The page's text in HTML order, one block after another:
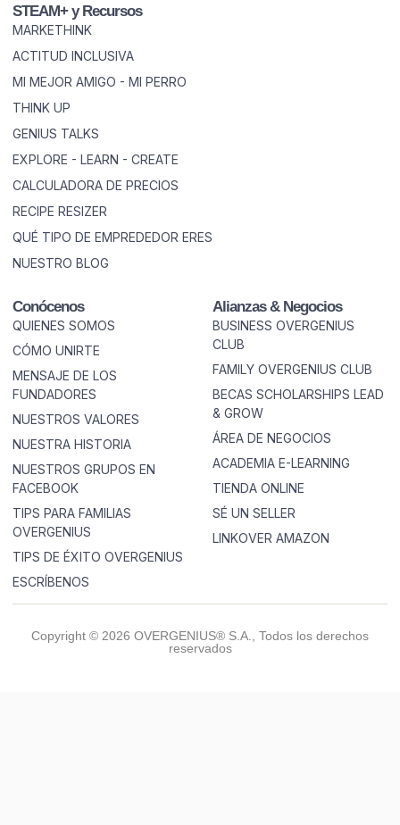
STEAM+ y Recursos
MARKETHINK
ACTITUD INCLUSIVA
MI MEJOR AMIGO - MI PERRO
THINK UP
GENIUS TALKS
EXPLORE - LEARN - CREATE
CALCULADORA DE PRECIOS
RECIPE RESIZER
QUÉ TIPO DE EMPREDEDOR ERES
NUESTRO BLOG
Conócenos
QUIENES SOMOS
CÓMO UNIRTE
MENSAJE DE LOS
FUNDADORES
NUESTROS VALORES
NUESTRA HISTORIA
NUESTROS GRUPOS EN
FACEBOOK
TIPS PARA FAMILIAS
OVERGENIUS
TIPS DE ÉXITO OVERGENIUS
ESCRÍBENOS
Alianzas & Negocios
BUSINESS OVERGENIUS
CLUB
FAMILY OVERGENIUS CLUB
BECAS SCHOLARSHIPS LEAD
& GROW
ÁREA DE NEGOCIOS
ACADEMIA E-LEARNING
TIENDA ONLINE
SÉ UN SELLER
LINKOVER AMAZON
Copyright © 2026 OVERGENIUS® S.A., Todos los derechos
reservados